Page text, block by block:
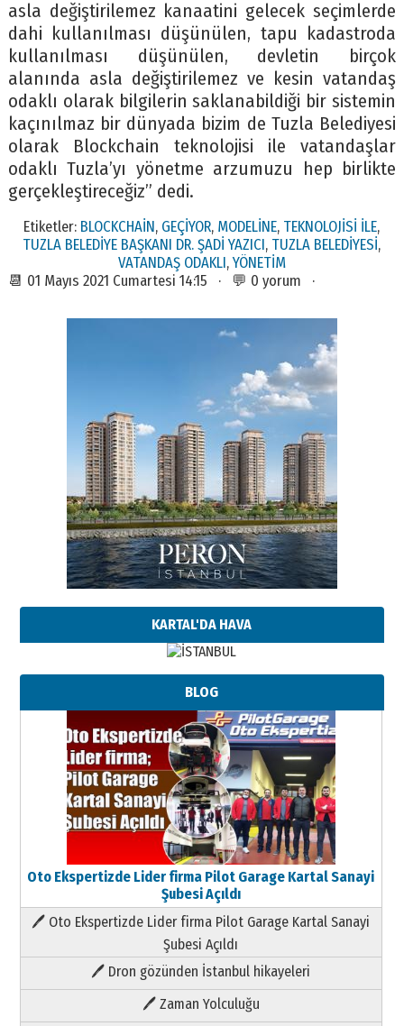
asla değiştirilemez kanaatini gelecek seçimlerde
dahi kullanılması düşünülen, tapu kadastroda
kullanılması düşünülen, devletin birçok
alanında asla değiştirilemez ve kesin vatandaş
odaklı olarak bilgilerin saklanabildiği bir sistemin
kaçınılmaz bir dünyada bizim de Tuzla Belediyesi
olarak Blockchain teknolojisi ile vatandaşlar
odaklı Tuzla’yı yönetme arzumuzu hep birlikte
gerçekleştireceğiz” dedi.
Etiketler: BLOCKCHAİN, GEÇİYOR, MODELİNE, TEKNOLOJİSİ İLE,
TUZLA BELEDİYE BAŞKANI DR. ŞADİ YAZICI, TUZLA BELEDİYESİ,
VATANDAŞ ODAKLI,YÖNETİM
📆 01 Mayıs 2021 Cumartesi 14:15 · 💬 0 yorum ·
KARTAL'DA HAVA
BLOG
Oto Ekspertizde Lider firma Pilot Garage Kartal Sanayi
Şubesi Açıldı
🖊 Oto Ekspertizde Lider firma Pilot Garage Kartal Sanayi
Şubesi Açıldı
🖊 Dron gözünden İstanbul hikayeleri
🖊 Zaman Yolculuğu